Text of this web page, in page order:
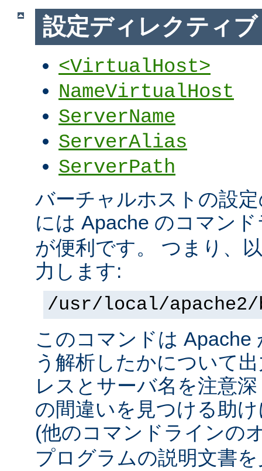
設定ディレクティブ
<VirtualHost>
NameVirtualHost
ServerName
ServerAlias
ServerPath
バーチャルホストの設
には Apache のコマン
が便利です。 つまり、
力します:
/usr/local/
このコマンドは Apache
う解析したかについて
レスとサーバ名を注意
の間違いを見つける助
(他のコマンドラインの
プログラムの説明文書